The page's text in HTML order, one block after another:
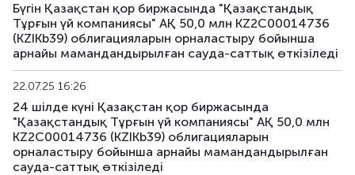
Бүгін Қазақстан қор биржасында "Қазақстандық
Тұрғын үй компаниясы" АҚ 50,0 млн KZ2C00014736
(KZIKb39) облигацияларын орналастыру бойынша
арнайы мамандандырылған сауда-саттық өткізіледі
22.07.25 16:26
24 шілде күні Қазақстан қор биржасында
"Қазақстандық Тұрғын үй компаниясы" АҚ 50,0 млн
KZ2C00014736 (KZIKb39) облигацияларын
орналастыру бойынша арнайы мамандандырылған
сауда-саттық өткізіледі